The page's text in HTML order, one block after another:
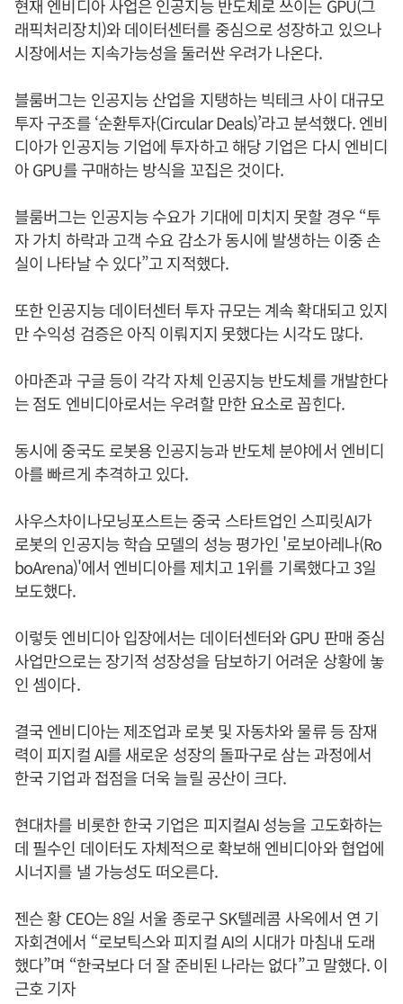
현재 엔비디아 사업은 인공지능 반도체로 쓰이는 GPU(그
래픽처리장치)와 데이터센터를 중심으로 성장하고 있으나
시장에서는 지속가능성을 둘러싼 우려가 나온다.
블룸버그는 인공지능 산업을 지탱하는 빅테크 사이 대규모
투자 구조를 ‘순환투자(Circular Deals)’라고 분석했다. 엔비
디아가 인공지능 기업에 투자하고 해당 기업은 다시 엔비디
아 GPU를 구매하는 방식을 꼬집은 것이다.
블룸버그는 인공지능 수요가 기대에 미치지 못할 경우 “투
자 가치 하락과 고객 수요 감소가 동시에 발생하는 이중 손
실이 나타날 수 있다”고 지적했다.
또한 인공지능 데이터센터 투자 규모는 계속 확대되고 있지
만 수익성 검증은 아직 이뤄지지 못했다는 시각도 많다.
아마존과 구글 등이 각각 자체 인공지능 반도체를 개발한다
는 점도 엔비디아로서는 우려할 만한 요소로 꼽힌다.
동시에 중국도 로봇용 인공지능과 반도체 분야에서 엔비디
아를 빠르게 추격하고 있다.
사우스차이나모닝포스트는 중국 스타트업인 스피릿AI가
로봇의 인공지능 학습 모델의 성능 평가인 '로보아레나(Ro
boArena)'에서 엔비디아를 제치고 1위를 기록했다고 3일
보도했다.
이렇듯 엔비디아 입장에서는 데이터센터와 GPU 판매 중심
사업만으로는 장기적 성장성을 담보하기 어려운 상황에 놓
인 셈이다.
결국 엔비디아는 제조업과 로봇 및 자동차와 물류 등 잠재
력이 피지컬 AI를 새로운 성장의 돌파구로 삼는 과정에서
한국 기업과 접점을 더욱 늘릴 공산이 크다.
현대차를 비롯한 한국 기업은 피지컬AI 성능을 고도화하는
데 필수인 데이터도 자체적으로 확보해 엔비디아와 협업에
시너지를 낼 가능성도 떠오른다.
젠슨 황 CEO는 8일 서울 종로구 SK텔레콤 사옥에서 연 기
자회견에서 “로보틱스와 피지컬 AI의 시대가 마침내 도래
했다”며 “한국보다 더 잘 준비된 나라는 없다”고 말했다. 이
근호 기자